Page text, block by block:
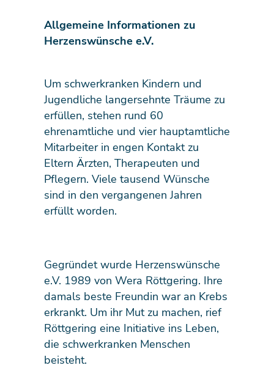
Allgemeine Informationen zu
Herzenswünsche e.V.
Um schwerkranken Kindern und
Jugendliche langersehnte Träume zu
erfüllen, stehen rund 60
ehrenamtliche und vier hauptamtliche
Mitarbeiter in engen Kontakt zu
Eltern Ärzten, Therapeuten und
Pflegern. Viele tausend Wünsche
sind in den vergangenen Jahren
erfüllt worden.
Gegründet wurde Herzenswünsche
e.V. 1989 von Wera Röttgering. Ihre
damals beste Freundin war an Krebs
erkrankt. Um ihr Mut zu machen, rief
Röttgering eine Initiative ins Leben,
die schwerkranken Menschen
beisteht.